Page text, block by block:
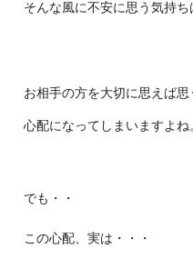
そんな風に不安に思う気持ち
お相手の方を大切に思えば思
心配になってしまいますよね
でも・・
この心配、実は・・・